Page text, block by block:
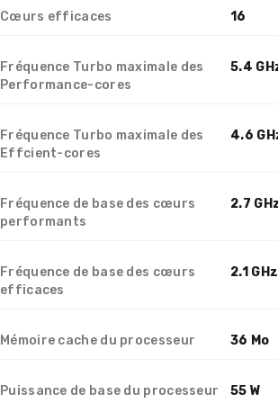
Cœurs efficaces 16
Fréquence Turbo maximale des
Performance-cores
5.4
Fréquence Turbo maximale des
Effcient-cores
4.6
Fréquence de base des cœurs
performants
2.7
Fréquence de base des cœurs
efficaces
2.1 GHz
Mémoire cache du processeur 36 Mo
Puissance de base du processeur 55 W